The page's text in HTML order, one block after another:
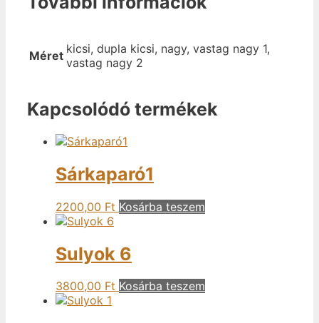
Méret kicsi, dupla kicsi, nagy, vastag nagy 1,
vastag nagy 2
Kapcsolódó termékek
Sárkaparó1
2200,00 Ft Kosárba teszem
Sulyok 6
3800,00 Ft Kosárba teszem